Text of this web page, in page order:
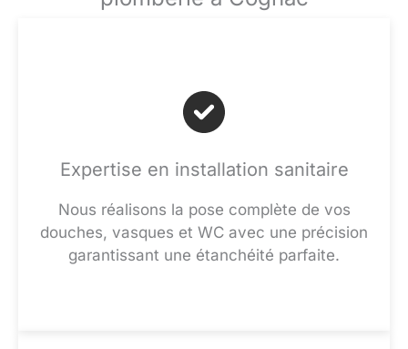
Expertise en installation sanitaire
Nous réalisons la pose complète de vos
douches, vasques et WC avec une précision
garantissant une étanchéité parfaite.